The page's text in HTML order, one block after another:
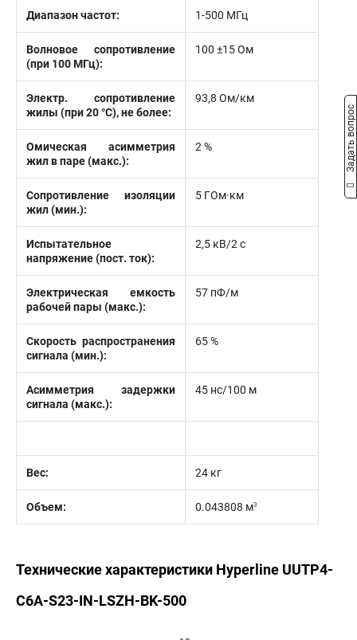
Диапазон частот: 1-500 МГц
Волновое сопротивление
(при 100 МГц):
100 ±15 Ом
Электр. сопротивление
жилы (при 20 °С), не более:
93,8 Ом/км
Омическая асимметрия
жил в паре (макс.):
2 %
Сопротивление изоляции
жил (мин.):
5 ГОм·км
Испытательное
напряжение (пост. ток):
2,5 кВ/2 с
Электрическая емкость
рабочей пары (макс.):
57 пФ/м
Скорость распространения
сигнала (мин.):
65 %
Асимметрия задержки
сигнала (макс.):
45 нс/100 м
Вес: 24 кг
Объем: 0.043808 м3
Технические характеристики Hyperline UUTP4-
C6A-S23-IN-LSZH-BK-500
Задать вопрос